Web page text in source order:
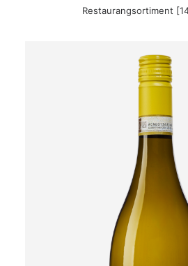
Restaurangsortiment